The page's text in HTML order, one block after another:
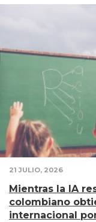
21 JULIO, 2026
Mientras la IA
colombiano
internacional